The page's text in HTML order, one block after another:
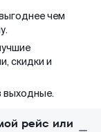
чем
скидки и
выходные.
рейс или